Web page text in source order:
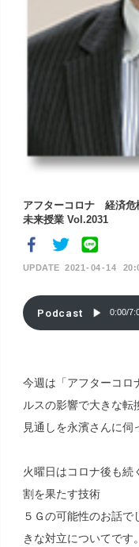
アフターコロナ 経済危
未来授業 Vol.2031
2021 04 14
Podcast 0:00/
今週は「アフターコロ
ルスの影響で大きな転
見通しを永濱さんに伺
火曜日はコロナ後も続
割を果たす技術
５Ｇの可能性のお話
きな対立についてです。